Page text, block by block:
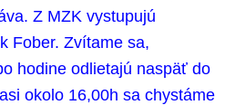
Z MZK vystupujú
Fober. Zvítame sa,
hodine odlietajú naspäť do
okolo 16,00h sa chystáme